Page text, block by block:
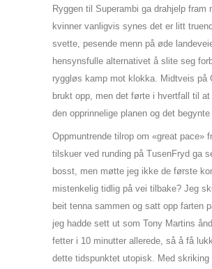
Ryggen til Superambi ga drahjelp fram
kvinner vanligvis synes det er litt
svette, pesende menn på øde
hensynsfulle alternativet å slite seg
ryggløs kamp mot klokka. Midtveis på
brukt opp, men det førte i hvertfall til at
den opprinnelige planen og det
Oppmuntrende tilrop om «great pace»
tilskuer ved runding på TusenFryd ga
bosst, men møtte jeg ikke de første
mistenkelig tidlig på vei tilbake? Jeg
beit tenna sammen og satt opp farten
jeg hadde sett ut som Tony Martins
fetter i 10 minutter allerede, så å få
dette tidspunktet utopisk. Med